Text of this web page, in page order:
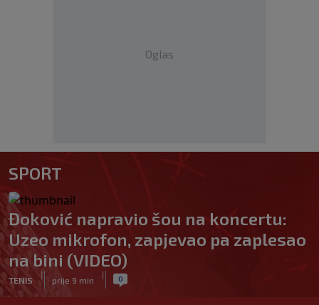
Oglas
SPORT
Đoković napravio šou na koncertu:
Uzeo mikrofon, zapjevao pa zaplesao
na bini (VIDEO)
TENIS
|
prije 9 min
| 0